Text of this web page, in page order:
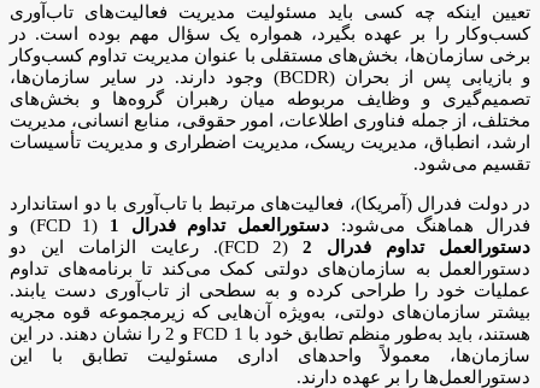
تعیین اینکه چه کسی باید مسئولیت مدیریت فعالیت‌های تاب‌آوری
کسب‌وکار را بر عهده بگیرد، همواره یک سؤال مهم بوده است. در
برخی سازمان‌ها، بخش‌های مستقلی با عنوان مدیریت تداوم کسب‌وکار
و بازیابی پس از بحران (BCDR) وجود دارند. در سایر سازمان‌ها،
تصمیم‌گیری و وظایف مربوطه میان رهبران گروه‌ها و بخش‌های
مختلف، از جمله فناوری اطلاعات، امور حقوقی، منابع انسانی، مدیریت
ارشد، انطباق، مدیریت ریسک، مدیریت اضطراری و مدیریت تأسیسات
تقسیم می‌شود.
در دولت فدرال (آمریکا)، فعالیت‌های مرتبط با تاب‌آوری با دو استاندارد
فدرال هماهنگ می‌شود: دستورالعمل تداوم فدرال 1
(FCD 1) و
دستورالعمل تداوم فدرال 2
(FCD 2). رعایت الزامات این دو
دستورالعمل به سازمان‌های دولتی کمک می‌کند تا برنامه‌های تداوم
عملیات خود را طراحی کرده و به سطحی از تاب‌آوری دست یابند.
بیشتر سازمان‌های دولتی، به‌ویژه آن‌هایی که زیرمجموعه قوه مجریه
هستند، باید به‌طور منظم تطابق خود با FCD 1 و 2 را نشان دهند. در این
سازمان‌ها، معمولاً واحدهای اداری مسئولیت تطابق با این
دستورالعمل‌ها را بر عهده دارند.